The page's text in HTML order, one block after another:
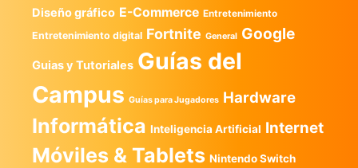
Diseño gráfico E-Commerce Entretenimiento
Entretenimiento digital Fortnite General Google
Guias y Tutoriales Guías del
Campus Guías para Jugadores Hardware
Informática Inteligencia Artificial Internet
Móviles & Tablets Nintendo Switch